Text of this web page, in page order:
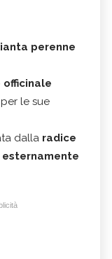
perenne
le sue
dalla radice